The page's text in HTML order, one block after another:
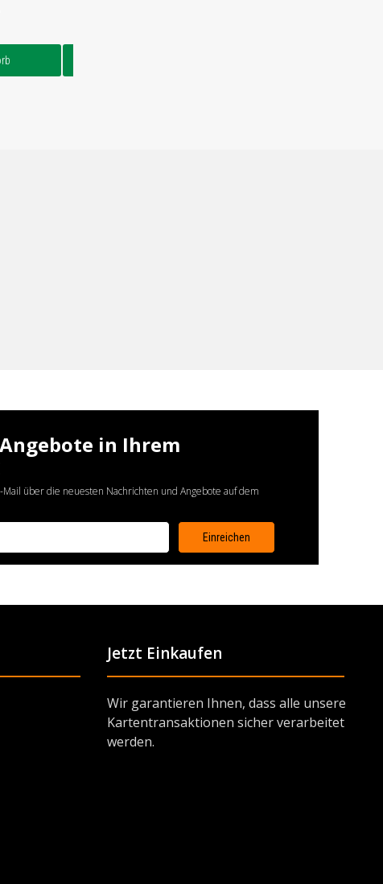
in Ihrem
über die neuesten Nachrichten und Angebote auf dem
Jetzt Einkaufen
Wir garantieren Ihnen, dass alle unsere
Kartentransaktionen sicher verarbeitet
werden.